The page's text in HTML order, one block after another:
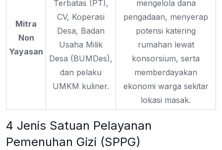
Mitra
Non
Yayasan
Terbatas (PT),
CV, Koperasi
Desa, Badan
Usaha Milik
Desa (BUMDes),
dan pelaku
UMKM kuliner.
mengelola dana
pengadaan, menyerap
potensi katering
rumahan lewat
konsorsium, serta
memberdayakan
ekonomi warga sekitar
lokasi masak.
4 Jenis Satuan Pelayanan
Pemenuhan Gizi (SPPG)